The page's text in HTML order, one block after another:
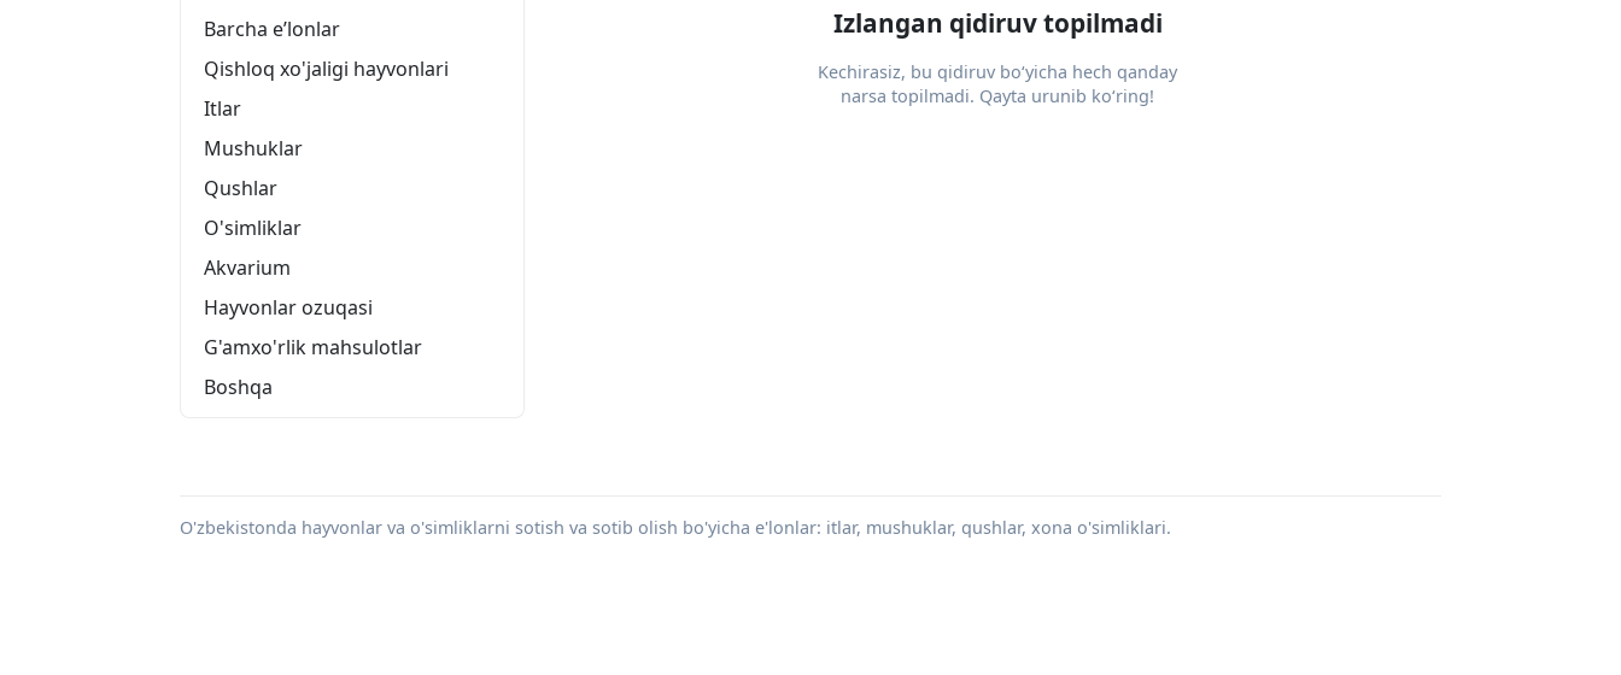
Izlangan qidiruv topilmadi
Kechirasiz, bu qidiruv bo‘yicha hech qanday
narsa topilmadi. Qayta urunib ko‘ring!
Barcha eʼlonlar
Qishloq xo'jaligi hayvonlari
Itlar
Mushuklar
Qushlar
O'simliklar
Akvarium
Hayvonlar ozuqasi
G'amxo'rlik mahsulotlar
Boshqa
O'zbekistonda hayvonlar va o'simliklarni sotish va sotib olish bo'yicha e'lonlar: itlar, mushuklar, qushlar, xona o'simliklari.